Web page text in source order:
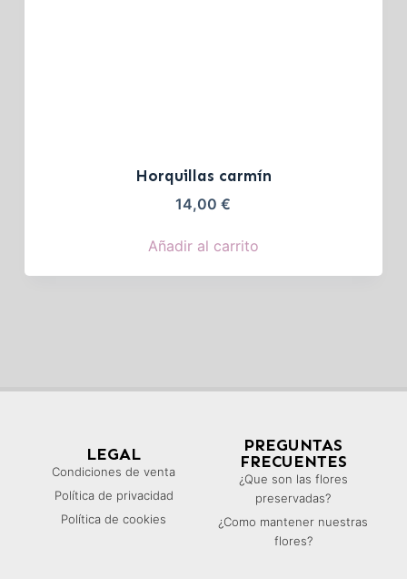
Horquillas carmín
14,00€
Añadir al carrito
LEGAL
Condiciones de venta
Política de privacidad
Política de cookies
PREGUNTAS
FRECUENTES
¿Que son las flores
preservadas?
¿Como mantener nuestras
flores?